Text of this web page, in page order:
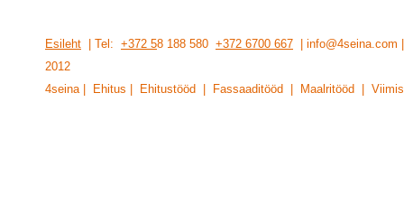
Esileht | Tel: +372 58 188 580 +372 6700 667 |
201 2
4seina | Ehitus | Ehitustööd | Fassaaditööd | Maalritööd |